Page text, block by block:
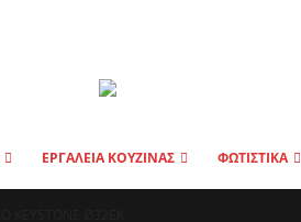
ΕΡΓΑΛΕΙΑ ΚΟΥΖΙΝΑΣ ΦΩΤΙΣΤΙΚΑ